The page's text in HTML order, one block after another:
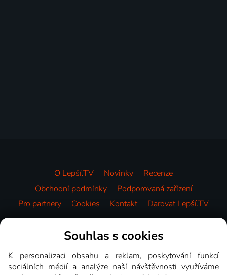
O Lepší.TV Novinky
Recenze
Obchodní podmínky
Podporovaná zařízení
Pro partnery
Cookies Kontakt Darovat Lepší.TV
Videotéka
Souhlas s cookies
K personalizaci obsahu a reklam, poskytování funkcí
sociálních médií a analýze naší návštěvnosti využíváme